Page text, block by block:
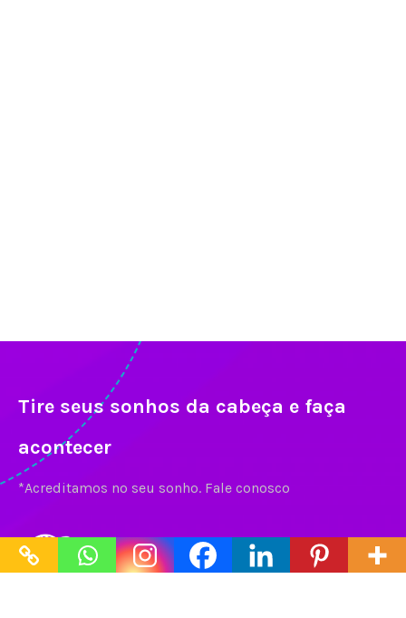
Tire seus sonhos da cabeça e faça
acontecer
*Acreditamos no seu sonho. Fale conosco